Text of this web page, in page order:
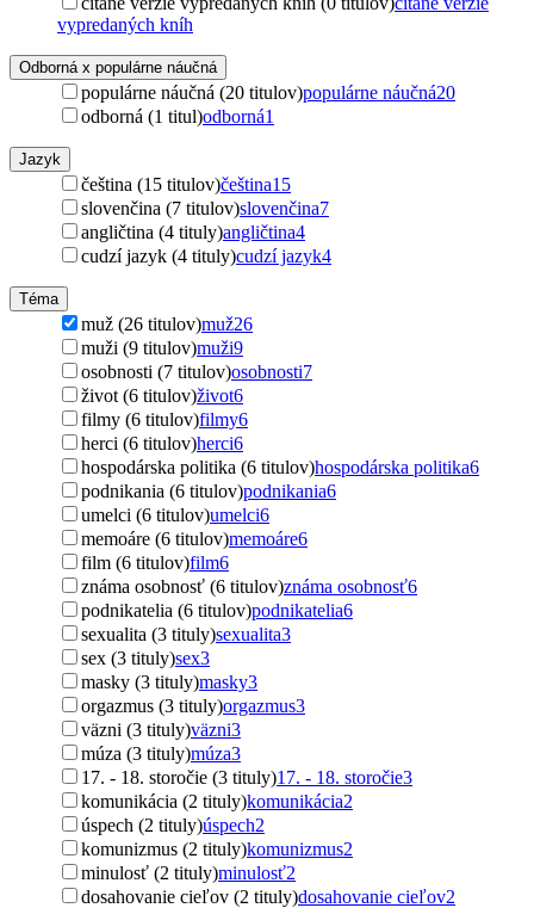
vypredaných kníh
Odborná x populárne náučná
populárne náučná (20 titulov)populárne náučná20
odborná (1 titul)odborná1
Jazyk
čeština (15 titulov)čeština15
slovenčina (7 titulov)slovenčina7
angličtina (4 tituly)angličtina4
cudzí jazyk (4 tituly)cudzí jazyk4
Téma
muž (26 titulov)muž26
muži (9 titulov)muži9
osobnosti (7 titulov)osobnosti7
život (6 titulov)život6
filmy (6 titulov)filmy6
herci (6 titulov)herci6
hospodárska politika (6 titulov)hospodárska politika6
podnikania (6 titulov)podnikania6
umelci (6 titulov)umelci6
memoáre (6 titulov)memoáre6
film (6 titulov)film6
známa osobnosť (6 titulov)známa osobnosť6
podnikatelia (6 titulov)podnikatelia6
sexualita (3 tituly)sexualita3
sex (3 tituly)sex3
masky (3 tituly)masky3
orgazmus (3 tituly)orgazmus3
väzni (3 tituly)väzni3
múza (3 tituly)múza3
17. - 18. storočie (3 tituly)17. - 18. storočie3
komunikácia (2 tituly)komunikácia2
úspech (2 tituly)úspech2
komunizmus (2 tituly)komunizmus2
minulosť (2 tituly)minulosť2
dosahovanie cieľov (2 tituly)dosahovanie cieľov2